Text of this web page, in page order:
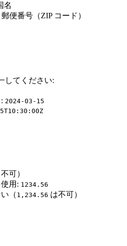
名
郵便番号（ZIP コード）
してください:
2024-03-15
可）
用: 1234.56
（ 1,234.56 は不可）